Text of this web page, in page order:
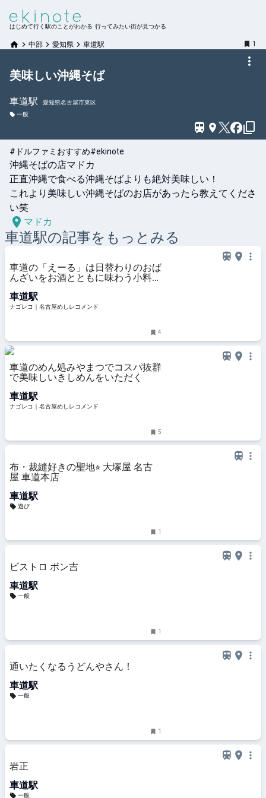
はじめて行く駅のことがわかる 行ってみたい街が見つかる
中部 愛知県 車道駅 1
美味しい沖縄そば
車道駅
愛知県名古屋市東区
一般
#ドルファミおすすめ#ekinote
沖縄そばの店マドカ
正直沖縄で食べる沖縄そばよりも絶対美味しい！
これより美味しい沖縄そばのお店があったら教えてくださ
い笑
マドカ
車道駅の記事をもっとみる
車道の「えーる」は日替わりのおば
んざいをお酒とともに味わう小料理
車道駅
ナゴレコ｜名古屋めしレコメンド
4
車道のめん処みやまつでコスパ抜群
で美味しいきしめんをいただく
車道駅
ナゴレコ｜名古屋めしレコメンド
5
布・裁縫好きの聖地⭐︎ 大塚屋 名古
屋 車道本店
車道駅
遊び
1
ビストロ ボン吉
車道駅
一般
1
通いたくなるうどんやさん！
車道駅
一般
1
岩正
車道駅
一般